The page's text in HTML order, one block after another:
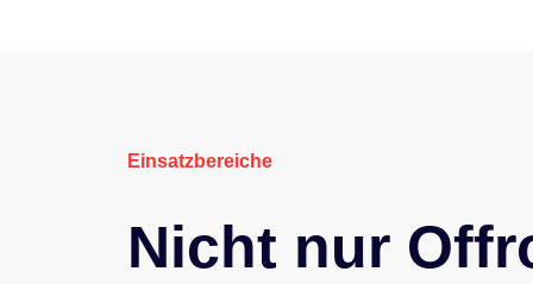
Einsatzbereiche
Nicht nur